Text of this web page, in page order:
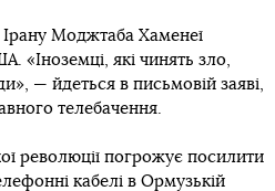
Ірану Моджтаба Хаменеї
«Іноземці, які чинять зло,
— йдеться в письмовій заяві,
телебачення.
революції погрожує посилити
кабелі в Ормузькій